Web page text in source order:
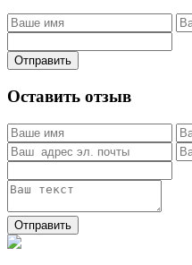
Отправить
Оставить отзыв
Отправить